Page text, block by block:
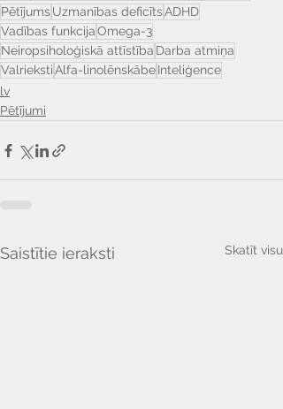
Pētījums Uzmanības deficītsADHD
Vadības funkcijaOmega-3
Neiropsiholoģiskā attīstība Darba atmiņa
ValriekstiAlfa-linolēnskābeInteliģence
lv
Pētījumi
Saistītie ieraksti Skatīt visu